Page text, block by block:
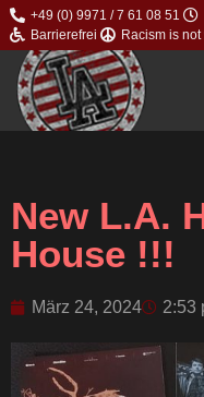
+49 (0) 9971 / 7 61 08 51
Barrierefrei
Racism is
New L.A.
House !!!
März 24, 2024 2:53